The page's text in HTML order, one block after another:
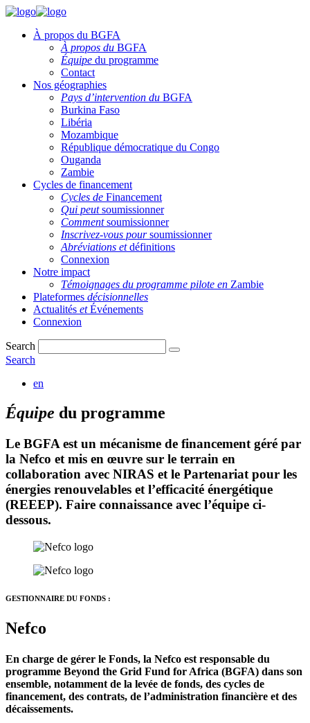
À propos du BGFA
À propos du BGFA
Équipe du programme
Contact
Nos géographies
Pays d’intervention du BGFA
Burkina Faso
Libéria
Mozambique
République démocratique du Congo
Ouganda
Zambie
Cycles de financement
Cycles de Financement
Qui peutsoumissionner
Commentsoumissionner
Inscrivez-vous poursoumissionner
Abréviations etdéfinitions
Connexion
Notre impact
Témoignages du programme pilote en Zambie
Plateformes décisionnelles
Actualités etÉvénements
Connexion
Search
Search
en
Équipe du programme
Le BGFA est un mécanisme de financement géré par
la Nefco et mis en œuvre sur le terrain en
collaboration avec NIRAS et le Partenariat pour les
énergies renouvelables et l’efficacité énergétique
(REEEP). Faire connaissance avec l’équipe ci-
dessous.
GESTIONNAIRE DU FONDS :
Nefco
En charge de gérer le Fonds, la Nefco est responsable du
programme Beyond the Grid Fund for Africa (BGFA) dans son
ensemble, notamment de la levée de fonds, des cycles de
financement, des contrats, de l’administration financière et des
décaissements.